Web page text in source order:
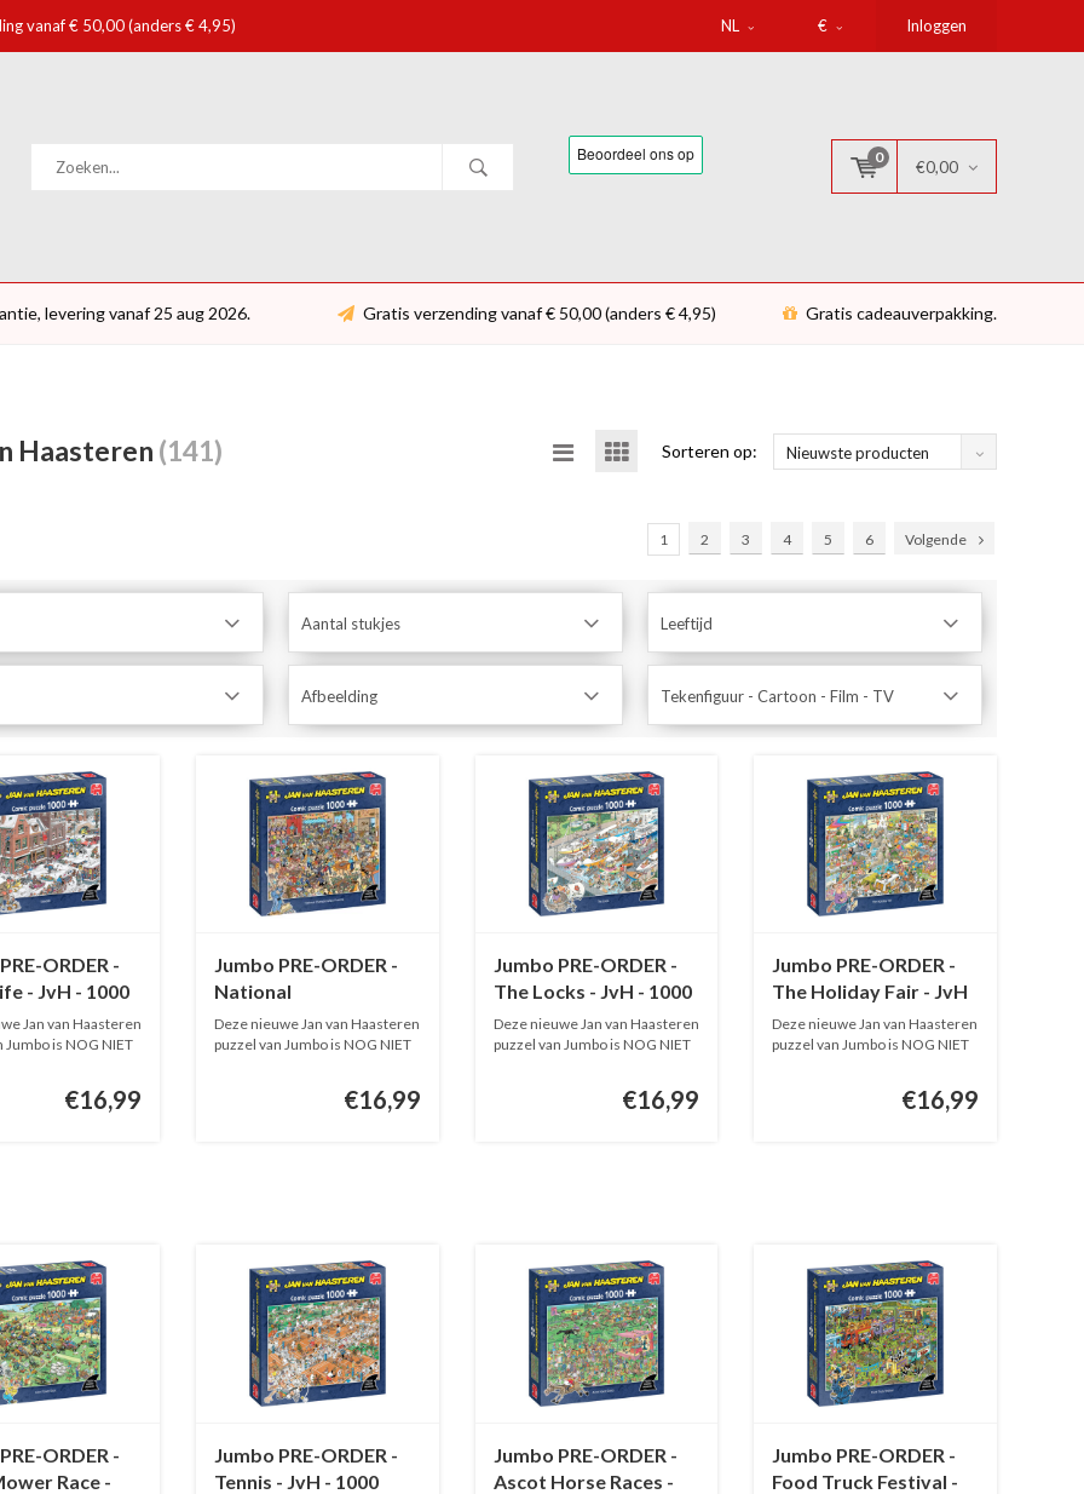
vanaf € 50,00 (anders € 4,95) NL € Inloggen
0
€0,00
levering vanaf 25 aug 2026. Gratis verzending vanaf € 50,00 (anders € 4,95) Gratis cadeauverpakking.
Haasteren (141) Sorteren op: Nieuwste producten
1 2 3 4 5 6 Volgende
Aantal stukjes Leeftijd
Afbeelding Tekenfiguur - Cartoon - Film - TV
ORDER -
- JvH - 1000
Jan van Haasteren
Jumbo is NOG NIET
€16,99
Jumbo PRE-ORDER -
National
Championships
Puzzling - JvH - 1000
Deze nieuwe Jan van Haasteren
puzzel van Jumbo is NOG NIET
€16,99
Jumbo PRE-ORDER -
The Locks - JvH - 1000
stukjes
Deze nieuwe Jan van Haasteren
puzzel van Jumbo is NOG NIET
€16,99
Jumbo PRE-ORDER -
The Holiday Fair - JvH
- 1000 stukjes
Deze nieuwe Jan van Haasteren
puzzel van Jumbo is NOG NIET
€16,99
ORDER -
Race -
Jumbo PRE-ORDER -
Tennis - JvH - 1000
Jumbo PRE-ORDER -
Ascot Horse Races -
Jumbo PRE-ORDER -
Food Truck Festival -